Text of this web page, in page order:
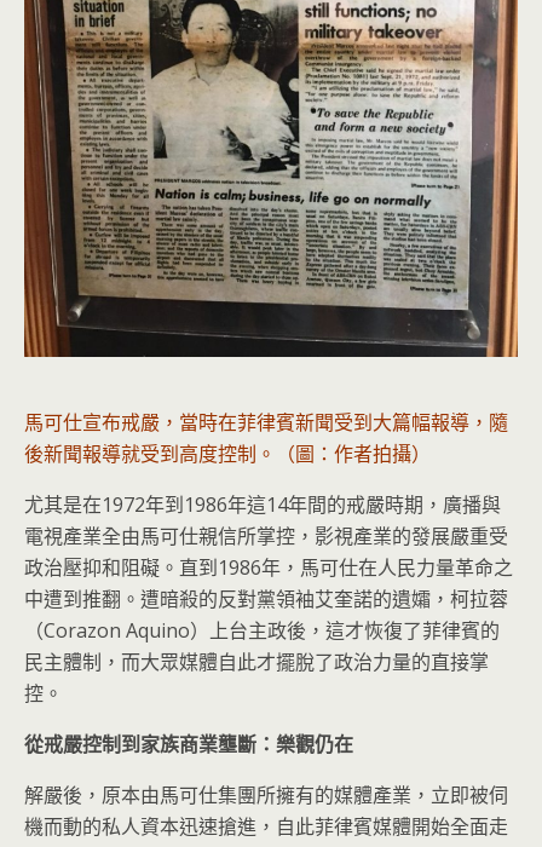
馬可仕宣布戒嚴，當時在菲律賓新聞受到大篇幅報導，隨
後新聞報導就受到高度控制。（圖：作者拍攝）
尤其是在1972年到1986年這14年間的戒嚴時期，廣播與
電視產業全由馬可仕親信所掌控，影視產業的發展嚴重受
政治壓抑和阻礙。直到1986年，馬可仕在人民力量革命之
中遭到推翻。遭暗殺的反對黨領袖艾奎諾的遺孀，柯拉蓉
（Corazon Aquino）上台主政後，這才恢復了菲律賓的
民主體制，而大眾媒體自此才擺脫了政治力量的直接掌
控。
從戒嚴控制到家族商業壟斷：樂觀仍在
解嚴後，原本由馬可仕集團所擁有的媒體產業，立即被伺
機而動的私人資本迅速搶進，自此菲律賓媒體開始全面走